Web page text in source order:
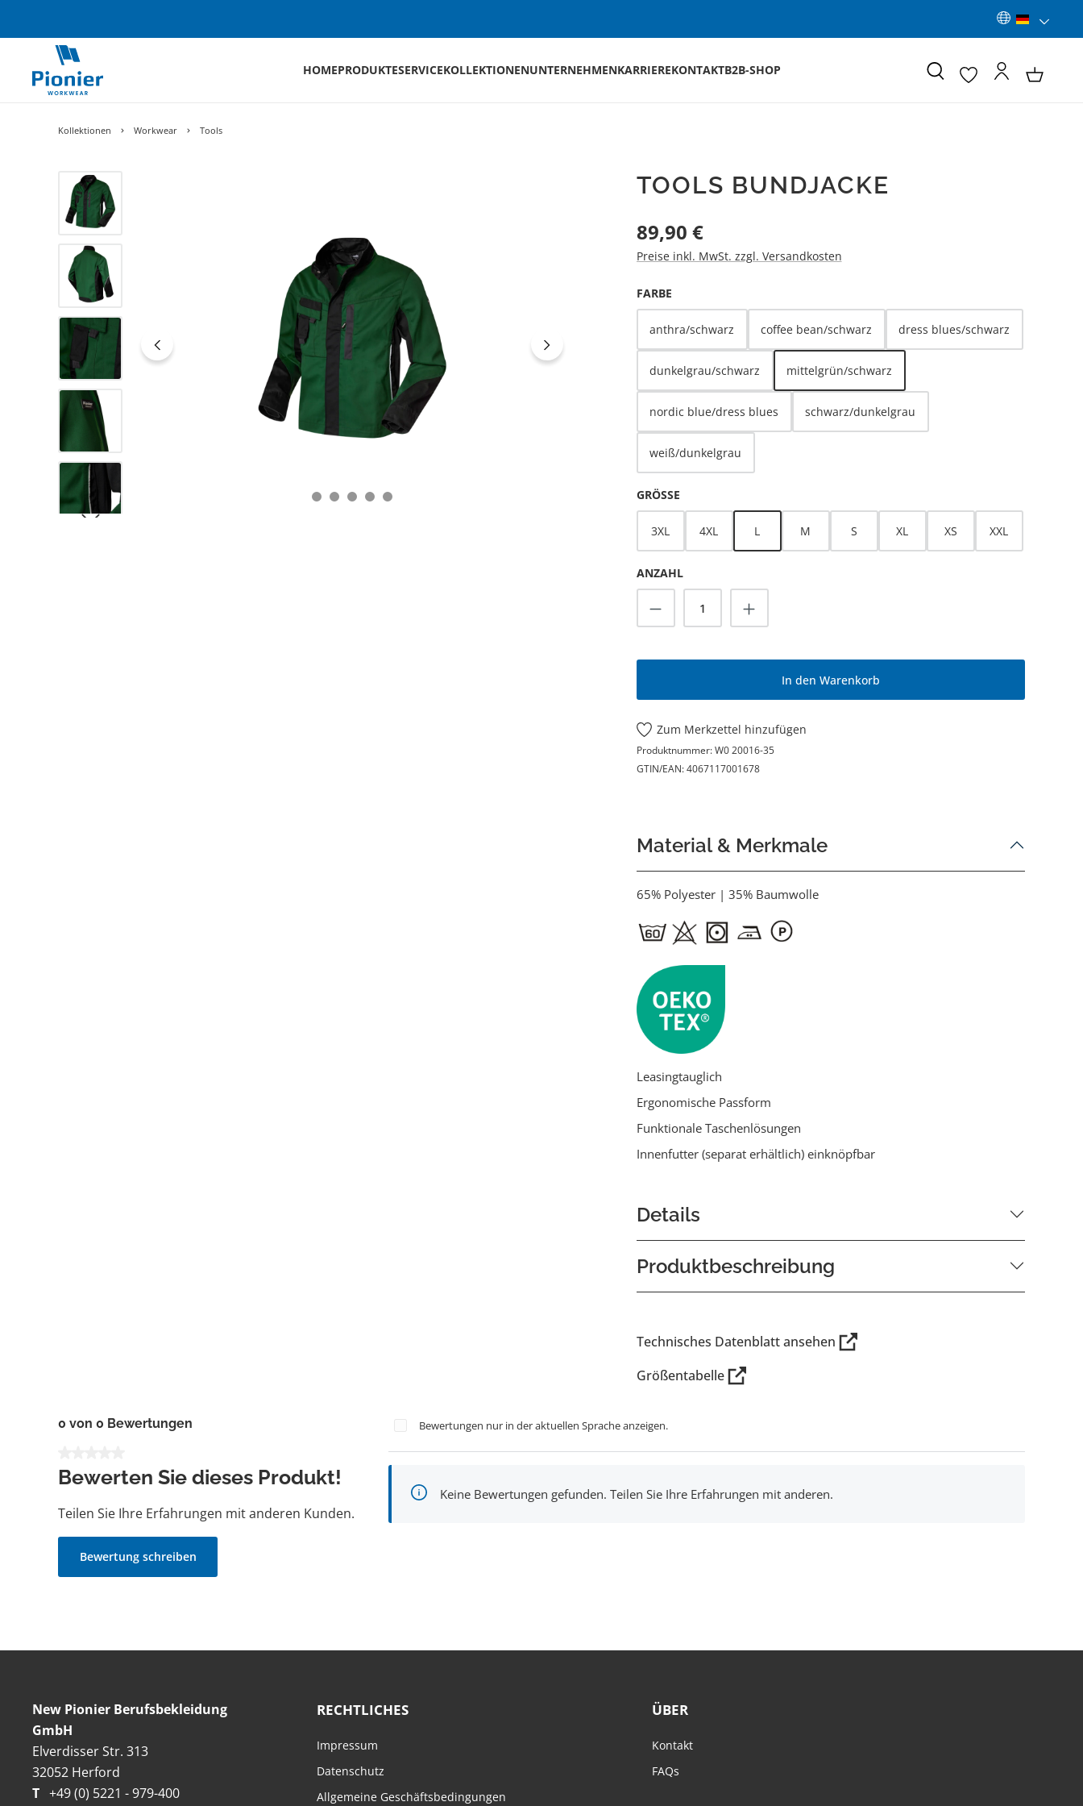
HOMEPRODUKTESERVICEKOLLEKTIONENUNTERNEHMENKARRIEREKONTAKTB2B-SHOP
Kollektionen Workwear Tools
Bildergalerie überspringen TOOLS BUNDJACKE
Regulärer Preis:
89,90 €
Preise inkl. MwSt. zzgl. Versandkosten
FARBEAUSWÄHLEN
anthra/schwarz coffee bean/schwarz dress blues/schwarz
dunkelgrau/schwarz mittelgrün/schwarz
nordic blue/dress blues schwarz/dunkelgrau
weiß/dunkelgrau
GRÖSSE AUSWÄHLEN
3XL 4XL L M S XL XS XXL
ANZAHL
Produkt Anzahl: Gib den gewünschten Wert ein
In den Warenkorb
Zum Merkzettel hinzufügen
Produktnummer:W0 20016-35
GTIN/EAN:4067117001678
Material & Merkmale
65% Polyester | 35% Baumwolle
Leasingtauglich
Ergonomische Passform
Funktionale Taschenlösungen
Innenfutter (separat erhältlich) einknöpfbar
Details
Produktbeschreibung
Technisches Datenblatt ansehen
Größentabelle
0 von 0 Bewertungen
Bewerten Sie dieses Produkt!
Teilen Sie Ihre Erfahrungen mit anderen Kunden.
Bewertung schreiben
Bewertungen nur in der aktuellen Sprache anzeigen.
Keine Bewertungen gefunden. Teilen Sie Ihre Erfahrungen mit anderen.
New Pionier Berufsbekleidung
GmbH
Elverdisser Str. 313
32052 Herford
T +49 (0) 5221 - 979-400
RECHTLICHES
Impressum
Datenschutz
Allgemeine Geschäftsbedingungen
ÜBER
Kontakt
FAQs